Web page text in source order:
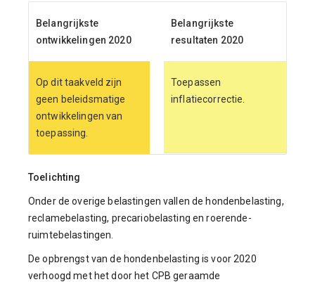
Belangrijkste
ontwikkelingen 2020
Belangrijkste
resultaten 2020
Op dit taakveld zijn
geen beleidsmatige
ontwikkelingen van
toepassing.
Toepassen
inflatiecorrectie.
Toelichting
Onder de overige belastingen vallen de hondenbelasting,
reclamebelasting, precariobelasting en roerende-
ruimtebelastingen.
De opbrengst van de hondenbelasting is voor 2020
verhoogd met het door het CPB geraamde